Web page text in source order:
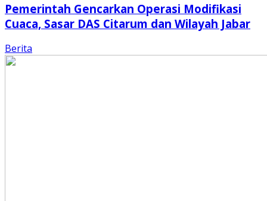
Pemerintah Gencarkan Operasi Modifikasi
Cuaca, Sasar DAS Citarum dan Wilayah Jabar
Berita